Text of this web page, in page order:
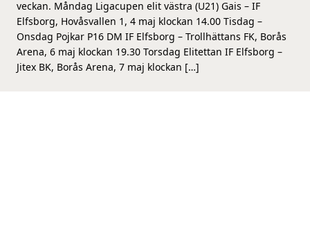
veckan. Måndag Ligacupen elit västra (U21) Gais – IF
Elfsborg, Hovåsvallen 1, 4 maj klockan 14.00 Tisdag –
Onsdag Pojkar P16 DM IF Elfsborg – Trollhättans FK, Borås
Arena, 6 maj klockan 19.30 Torsdag Elitettan IF Elfsborg –
Jitex BK, Borås Arena, 7 maj klockan […]